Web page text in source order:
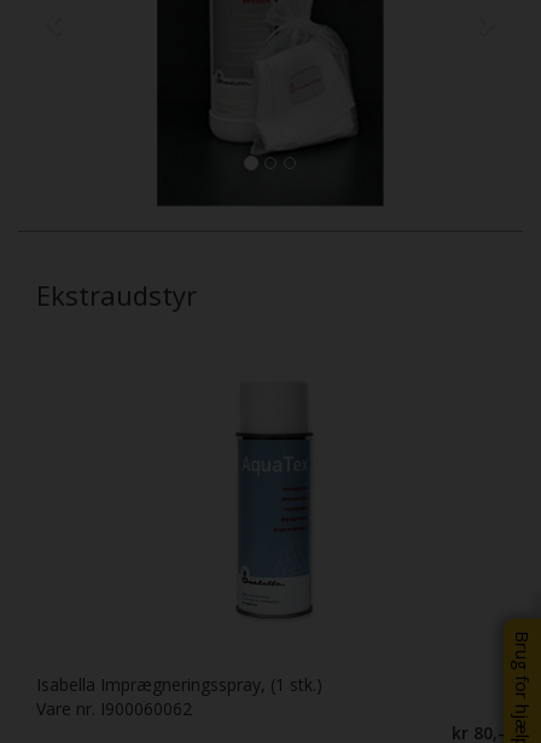
Brug for hjælp?
Ekstraudstyr
Isabella Imprægneringsspray, (1 stk.)
Vare nr. I900060062
kr 80,-